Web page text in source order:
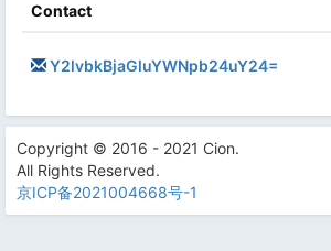
Contact
Y2lvbkBjaGluYWNpb24uY24=
Copyright © 2016 - 2021 Cion.
All Rights Reserved.
京ICP备2021004668号-1